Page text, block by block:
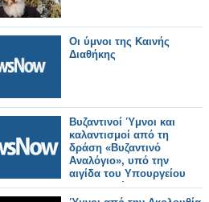
Οι ύμνοι της Καινής
Διαθήκης
Βυζαντινοί Ύμνοι και
καλαντισμοί από τη
δράση «Βυζαντινό
Αναλόγιο», υπό την
αιγίδα του Υπουργείου
Πολιτισμού.